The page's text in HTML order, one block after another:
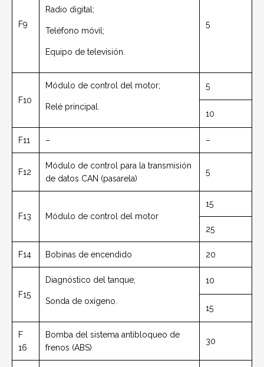
F9
Radio digital;
Teléfono móvil;
Equipo de televisión.
5
F10
Módulo de control del motor;
Relé principal.
5
10
F11 – –
F12
Módulo de control para la transmisión
de datos CAN (pasarela)
5
F13 Módulo de control del motor
15
25
F14 Bobinas de encendido 20
F15
Diagnóstico del tanque;
Sonda de oxígeno.
10
15
F
16
Bomba del sistema antibloqueo de
frenos (ABS)
30